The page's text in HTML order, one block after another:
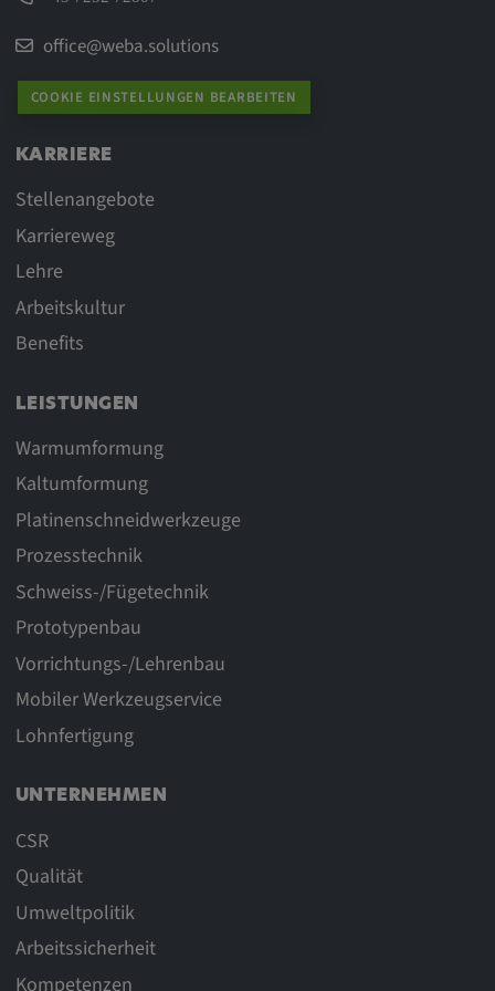
office@weba.solutions
COOKIE EINSTELLUNGEN BEARBEITEN
KARRIERE
Stellenangebote
Karriereweg
Lehre
Arbeitskultur
Benefits
LEISTUNGEN
Warmumformung
Kaltumformung
Platinenschneidwerkzeuge
Prozesstechnik
Schweiss-/Fügetechnik
Prototypenbau
Vorrichtungs-/Lehrenbau
Mobiler Werkzeugservice
Lohnfertigung
UNTERNEHMEN
CSR
Qualität
Umweltpolitik
Arbeitssicherheit
Kompetenzen
Cookie Laufzeit:
1 Jahr
Vimeo
Matterport
_mkto_trk, singular_device_id, _vis_opt_s,
_uetvid, ajs_anonymous_id, _vwo_uuid,
_cfuvid, __q_state_oerwbSnkKEjaiD3g,
apple_analytics, _clck, cookie_consent_v3
Anbieter:
matterport.com
Zweck:
Diese Cookies werden von einem
dienen der Analyse von
Benutzerinteraktionen, der Verfolgung des
und/oder der Bereitstellung personalisierter
Externe Medien